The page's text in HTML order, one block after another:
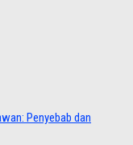
Penyebab dan